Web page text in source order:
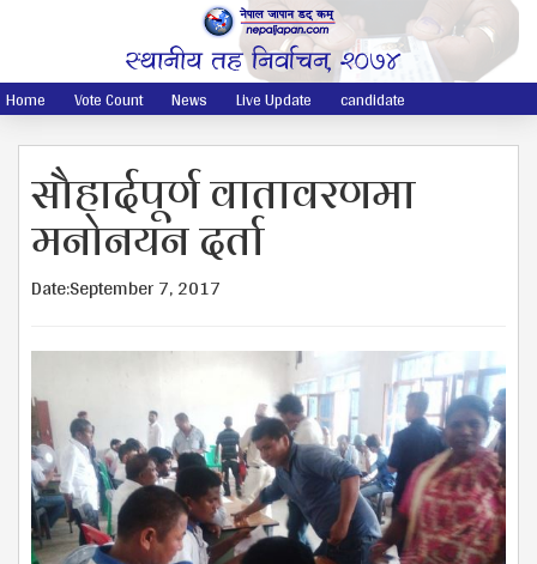
Home Vote Count News Live Update candidate
सौहार्दपूर्ण वातावरणमा
मनोनयन दर्ता
Date:September 7, 2017